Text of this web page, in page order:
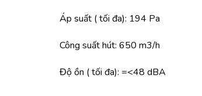
Áp suất ( tối đa): 194 Pa
Công suất hút: 650 m3/h
Độ ồn ( tối đa): =<48 dBA